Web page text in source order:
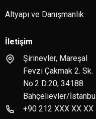
Altyapı ve Danışmanlık
İletişim
Şirinevler, Mareşal
Fevzi Çakmak 2. Sk.
No:2 D:20, 34188
Bahçelievler/İstanbul
+90 212 XXX XX XX